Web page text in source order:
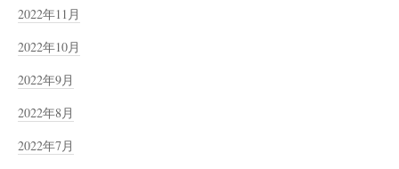
2022年11月
2022年10月
2022年9月
2022年8月
2022年7月